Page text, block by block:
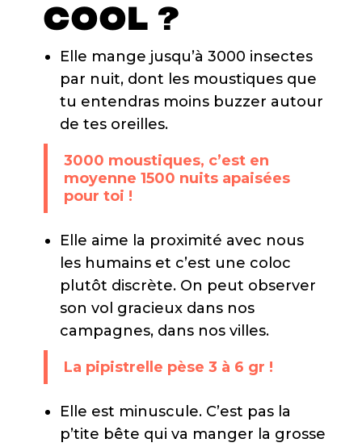
COOL ?
Elle mange jusqu’à 3000 insectes
par nuit, dont les moustiques que
tu entendras moins buzzer autour
de tes oreilles.
3000 moustiques, c’est en
moyenne 1500 nuits apaisées
pour toi !
Elle aime la proximité avec nous
les humains et c’est une coloc
plutôt discrète. On peut observer
son vol gracieux dans nos
campagnes, dans nos villes.
La pipistrelle pèse 3 à 6 gr !
Elle est minuscule. C’est pas la
p’tite bête qui va manger la grosse